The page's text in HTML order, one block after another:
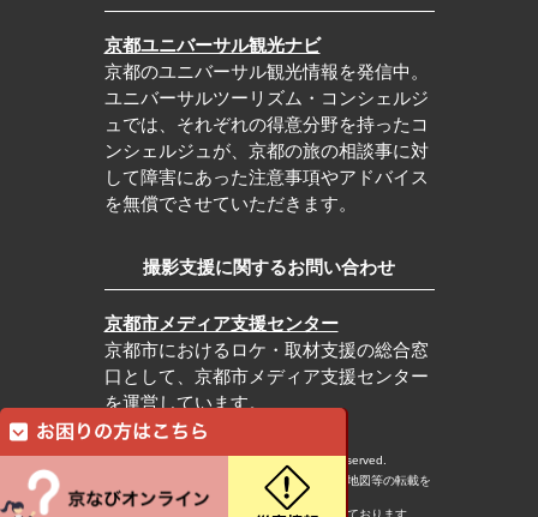
京都ユニバーサル観光ナビ
京都のユニバーサル観光情報を発信中。
ユニバーサルツーリズム・コンシェルジ
ュでは、それぞれの得意分野を持ったコ
ンシェルジュが、京都の旅の相談事に対
して障害にあった注意事項やアドバイス
を無償でさせていただきます。
撮影支援に関するお問い合わせ
京都市メディア支援センター
京都市におけるロケ・取材支援の総合窓
口として、京都市メディア支援センター
を運営しています。
c Kyoto City Tourism Association All rights reserved.
※本ホームページの内容・写真・イラスト・地図等の転載を
固くお断りします。